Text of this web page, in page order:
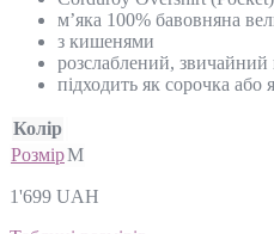
м’яка 100% бавовняна
з кишенями
розслаблений, звичайний
підходить як сорочка або
Колір
РозмірM
1'699 UAH